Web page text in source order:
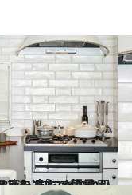
用品画像28点】 プロが惚れ込む日用品たちを一気見！
スタイル